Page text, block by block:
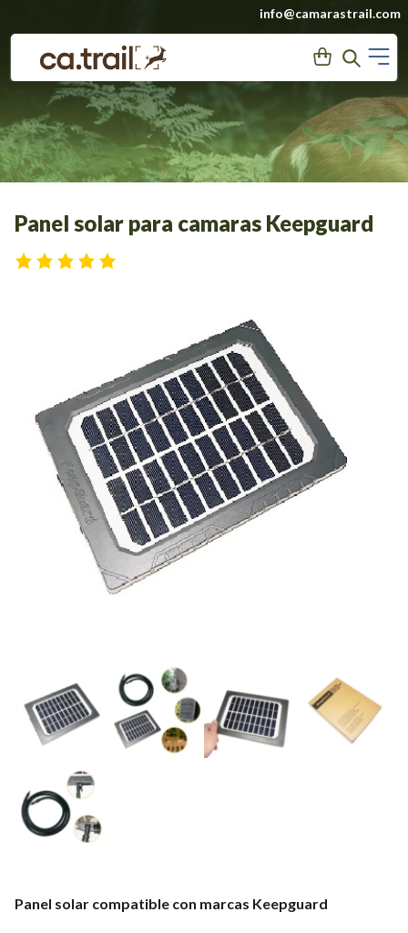
contenido
info@camarastrail.com
User Search
Panel solar para camaras Keepguard
Panel solar compatible con marcas Keepguard